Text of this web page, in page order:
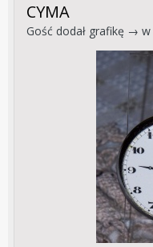
CYMA
Gość dodał grafikę → w